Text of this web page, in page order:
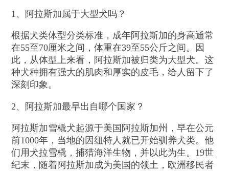
1、阿拉斯加属于大型犬吗？
根据犬类体型分类标准，成年阿拉斯加的身高通常
在55至70厘米之间，体重在39至55公斤之间。因
此，从体型上来看，阿拉斯加被归类为大型犬。这
种犬种拥有强大的肌肉和厚实的皮毛，给人留下了
深刻印象。
2、阿拉斯加最早出自哪个国家？
阿拉斯加雪橇犬起源于美国阿拉斯加州，早在公元
前1000年，当地的因纽特人就已开始驯养犬类。他
们用犬拉雪橇，捕猎海洋生物，并以此为生。19世
纪末，随着阿拉斯加成为美国的领土，欧洲移民者